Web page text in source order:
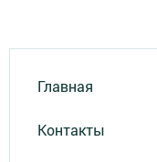
Главная
Контакты